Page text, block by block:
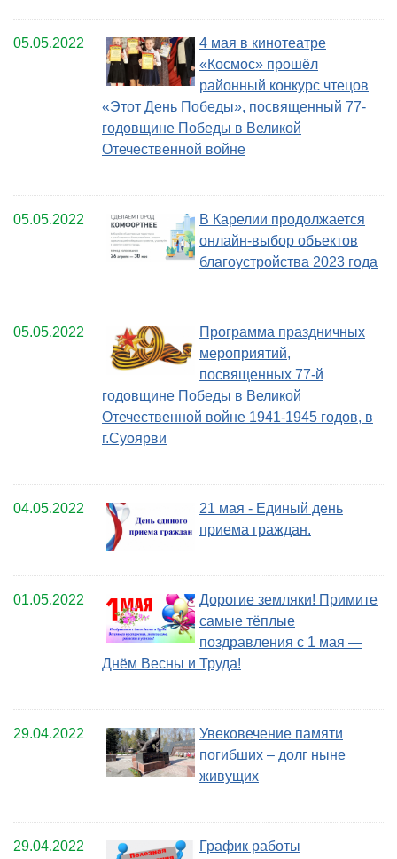
05.05.2022
4 мая в кинотеатре
«Космос» прошёл
районный конкурс чтецов
«Этот День Победы», посвященный 77-
годовщине Победы в Великой
Отечественной войне
05.05.2022
В Карелии продолжается
онлайн-выбор объектов
благоустройства 2023 года
05.05.2022
Программа праздничных
мероприятий,
посвященных 77-й
годовщине Победы в Великой
Отечественной войне 1941-1945 годов, в
г.Суоярви
04.05.2022
21 мая - Единый день
приема граждан.
01.05.2022
Дорогие земляки! Примите
самые тёплые
поздравления с 1 мая —
Днём Весны и Труда!
29.04.2022
Увековечение памяти
погибших – долг ныне
живущих
29.04.2022
График работы